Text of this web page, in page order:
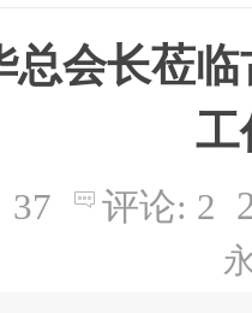
总会长莅
工
37 评论: 2